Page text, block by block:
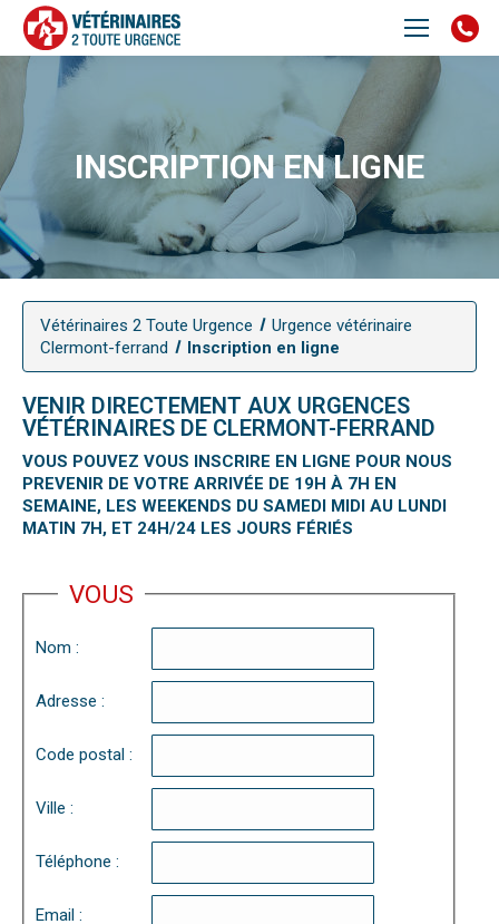
INSCRIPTION EN LIGNE
Vétérinaires 2 Toute Urgence
Urgence vétérinaire
Clermont-ferrand
Inscription en ligne
VENIR DIRECTEMENT AUX URGENCES
VÉTÉRINAIRES DE CLERMONT-FERRAND
VOUS POUVEZ VOUS INSCRIRE EN LIGNE POUR NOUS
PREVENIR DE VOTRE ARRIVÉE DE 19H À 7H EN
SEMAINE, LES WEEKENDS DU SAMEDI MIDI AU LUNDI
MATIN 7H, ET 24H/24 LES JOURS FÉRIÉS
VOUS
Nom :
Adresse :
Code postal :
Ville :
Téléphone :
Email :